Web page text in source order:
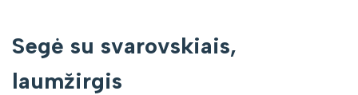
Segė su svarovskiais,
laumžirgis